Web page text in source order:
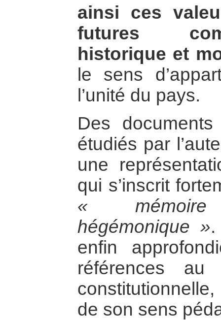
ainsi ces
futures
historique et
le sens
l’unité du pays.
Des
étudiés par
une
qui s’inscrit
«
hégémonique »
enfin
références
de son sens